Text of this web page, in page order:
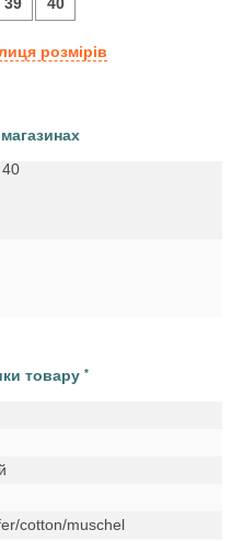
розмірів
товару *
cotton/muschel